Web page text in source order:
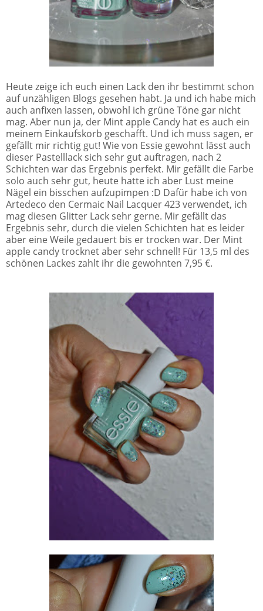
Heute zeige ich euch einen Lack den ihr bestimmt schon
auf unzähligen Blogs gesehen habt. Ja und ich habe mich
auch anfixen lassen, obwohl ich grüne Töne gar nicht
mag. Aber nun ja, der Mint apple Candy hat es auch ein
meinem Einkaufskorb geschafft. Und ich muss sagen, er
gefällt mir richtig gut! Wie von Essie gewohnt lässt auch
dieser Pastelllack sich sehr gut auftragen, nach 2
Schichten war das Ergebnis perfekt. Mir gefällt die Farbe
solo auch sehr gut, heute hatte ich aber Lust meine
Nägel ein bisschen aufzupimpen :D Dafür habe ich von
Artedeco den Cermaic Nail Lacquer 423 verwendet, ich
mag diesen Glitter Lack sehr gerne. Mir gefällt das
Ergebnis sehr, durch die vielen Schichten hat es leider
aber eine Weile gedauert bis er trocken war. Der Mint
apple candy trocknet aber sehr schnell! Für 13,5 ml des
schönen Lackes zahlt ihr die gewohnten 7,95 €.